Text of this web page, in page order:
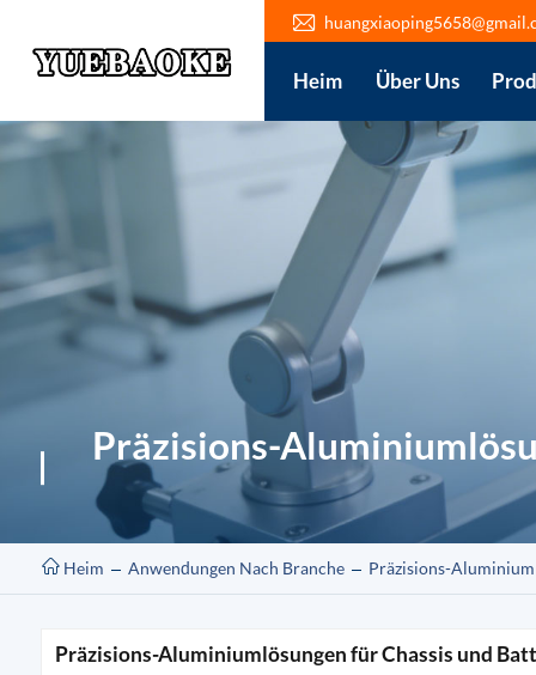
Heim Über Uns
Präzisions-
Heim Anwendungen Nach Branche Präzisions-
Präzisions-Aluminiumlösungen für Chassis und